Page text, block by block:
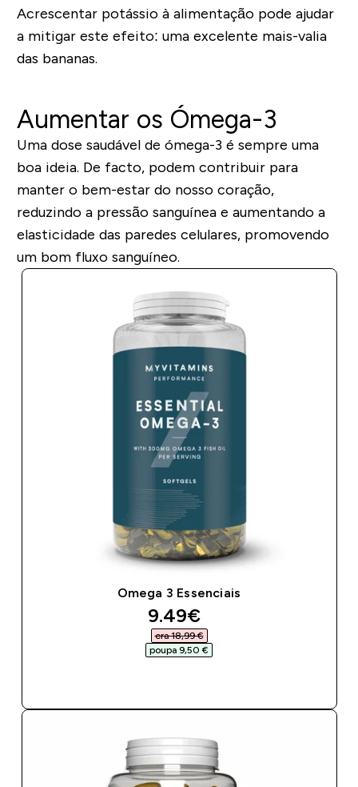
Acrescentar potássio à alimentação pode ajudar
a mitigar este efeito: uma excelente mais-valia
das bananas.
Aumentar os Ómega-3
Uma dose saudável de ómega-3 é sempre uma
boa ideia. De facto, podem contribuir para
manter o bem-estar do nosso coração,
reduzindo a pressão sanguínea e aumentando a
elasticidade das paredes celulares, promovendo
um bom fluxo sanguíneo.
Omega 3 Essenciais
discounted price
9.49€‎
era 18,99 €‎
poupa 9,50 €‎